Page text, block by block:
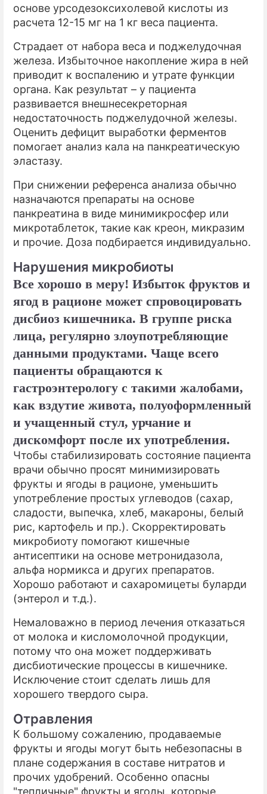
основе урсодезоксихолевой кислоты из
расчета 12-15 мг на 1 кг веса пациента.
Страдает от набора веса и поджелудочная
железа. Избыточное накопление жира в ней
приводит к воспалению и утрате функции
органа. Как результат – у пациента
развивается внешнесекреторная
недостаточность поджелудочной железы.
Оценить дефицит выработки ферментов
помогает анализ кала на панкреатическую
эластазу.
При снижении референса анализа обычно
назначаются препараты на основе
панкреатина в виде минимикросфер или
микротаблеток, такие как креон, микразим
и прочие. Доза подбирается индивидуально.
Нарушения микробиоты
Все хорошо в меру! Избыток фруктов и
ягод в рационе может спровоцировать
дисбиоз кишечника. В группе риска
лица, регулярно злоупотребляющие
данными продуктами. Чаще всего
пациенты обращаются к
гастроэнтерологу с такими жалобами,
как вздутие живота, полуоформленный
и учащенный стул, урчание и
дискомфорт после их употребления.
Чтобы стабилизировать состояние пациента
врачи обычно просят минимизировать
фрукты и ягоды в рационе, уменьшить
употребление простых углеводов (сахар,
сладости, выпечка, хлеб, макароны, белый
рис, картофель и пр.). Скорректировать
микробиоту помогают кишечные
антисептики на основе метронидазола,
альфа нормикса и других препаратов.
Хорошо работают и сахаромицеты буларди
(энтерол и т.д.).
Немаловажно в период лечения отказаться
от молока и кисломолочной продукции,
потому что она может поддерживать
дисбиотические процессы в кишечнике.
Исключение стоит сделать лишь для
хорошего твердого сыра.
Отравления
К большому сожалению, продаваемые
фрукты и ягоды могут быть небезопасны в
плане содержания в составе нитратов и
прочих удобрений. Особенно опасны
"тепличные" фрукты и ягоды, которые